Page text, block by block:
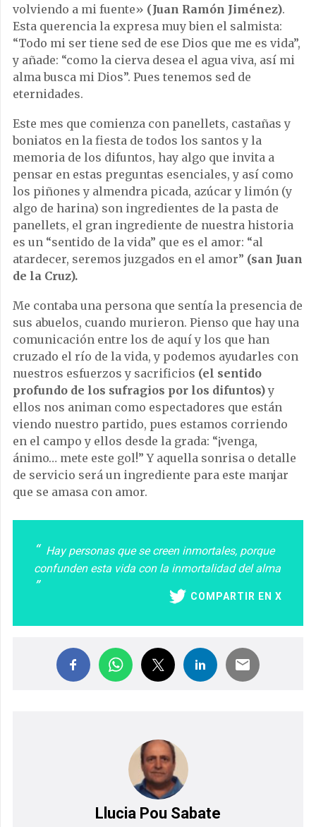
volviendo a mi fuente» (Juan Ramón Jiménez).
Esta querencia la expresa muy bien el salmista:
“Todo mi ser tiene sed de ese Dios que me es vida”,
y añade: “como la cierva desea el agua viva, así mi
alma busca mi Dios”. Pues tenemos sed de
eternidades.
Este mes que comienza con panellets, castañas y
boniatos en la fiesta de todos los santos y la
memoria de los difuntos, hay algo que invita a
pensar en estas preguntas esenciales, y así como
los piñones y almendra picada, azúcar y limón (y
algo de harina) son ingredientes de la pasta de
panellets, el gran ingrediente de nuestra historia
es un “sentido de la vida” que es el amor: “al
atardecer, seremos juzgados en el amor” (san Juan
de la Cruz).
Me contaba una persona que sentía la presencia de
sus abuelos, cuando murieron. Pienso que hay una
comunicación entre los de aquí y los que han
cruzado el río de la vida, y podemos ayudarles con
nuestros esfuerzos y sacrificios (el sentido
profundo de los sufragios por los difuntos)y
ellos nos animan como espectadores que están
viendo nuestro partido, pues estamos corriendo
en el campo y ellos desde la grada: “¡venga,
ánimo… mete este gol!” Y aquella sonrisa o detalle
de servicio será un ingrediente para este manjar
que se amasa con amor.
Hay personas que se creen inmortales, porque
confunden esta vida con la inmortalidad del alma
COMPARTIR EN X
Llucia Pou Sabate